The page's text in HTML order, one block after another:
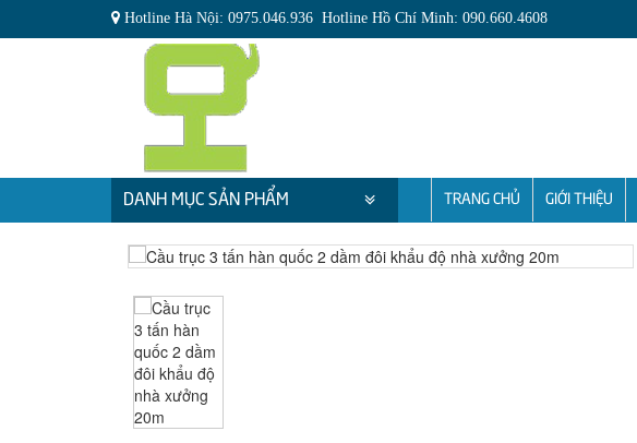
Hotline Hà Nội: 0975.046.936 Hotline Hồ Chí Minh: 090.660.4608
DANH MỤC SẢN PHẨM TRANG CHỦ GIỚI THIỆU